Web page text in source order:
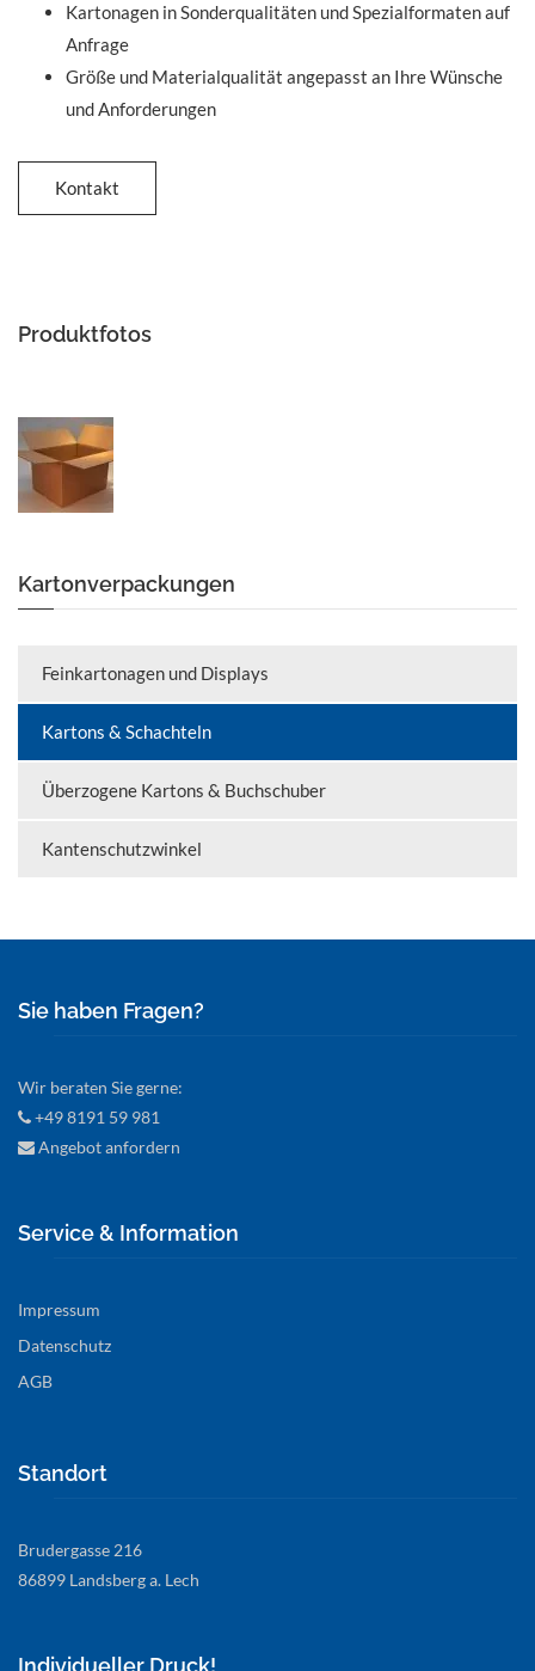
Kartonagen in Sonderqualitäten und Spezialformaten auf
Anfrage
Größe und Materialqualität angepasst an Ihre Wünsche
und Anforderungen
Kontakt
Produktfotos
Kartonverpackungen
Feinkartonagen und Displays
Kartons & Schachteln
Überzogene Kartons & Buchschuber
Kantenschutzwinkel
Sie haben Fragen?
Wir beraten Sie gerne:
+49 8191 59 981
Angebot anfordern
Service & Information
Impressum
Datenschutz
AGB
Standort
Brudergasse 216
86899 Landsberg a. Lech